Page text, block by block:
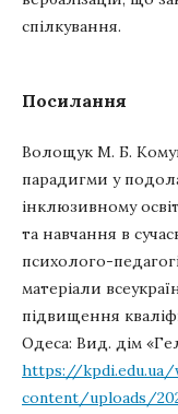
спілкування.
Посилання
Волощук М. Б.
парадигми у
інклюзивному
та навчання в
психолого-
матеріали
підвищення
Одеса: Вид. дім
https://kpdi.edu.ua/
content/uploads/